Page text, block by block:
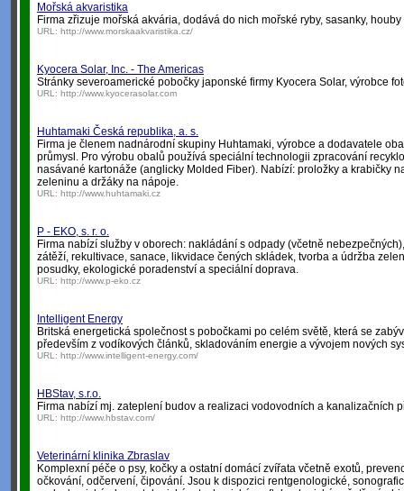
Mořská akvaristika
Firma zřizuje mořská akvária, dodává do nich mořské ryby, sasanky,
URL: http://www.morskaakvaristika.cz/
Kyocera Solar, Inc. - The Americas
Stránky severoamerické pobočky japonské firmy Kyocera Solar, výrobce
URL: http://www.kyocerasolar.com
Huhtamaki Česká republika, a. s.
Firma je členem nadnárodní skupiny Huhtamaki, výrobce a dodavatele
průmysl. Pro výrobu obalů používá speciální technologii zpracování
nasávané kartonáže (anglicky Molded Fiber). Nabízí: proložky a krabičky
zeleninu a držáky na nápoje.
URL: http://www.huhtamaki.cz
P - EKO, s. r. o.
Firma nabízí služby v oborech: nakládání s odpady (včetně
zátěží, rekultivace, sanace, likvidace čených skládek, tvorba a údržba
posudky, ekologické poradenství a speciální doprava.
URL: http://www.p-eko.cz
Intelligent Energy
Britská energetická společnost s pobočkami po celém světě, která se
především z vodíkových článků, skladováním energie a vývojem nových
URL: http://www.intelligent-energy.com/
HBStav, s.r.o.
Firma nabízí mj. zateplení budov a realizaci vodovodních a kanalizačních
URL: http://www.hbstav.com/
Veterinární klinika Zbraslav
Komplexní péče o psy, kočky a ostatní domácí zvířata včetně exotů,
očkování, odčervení, čipování. Jsou k dispozici rentgenologické,